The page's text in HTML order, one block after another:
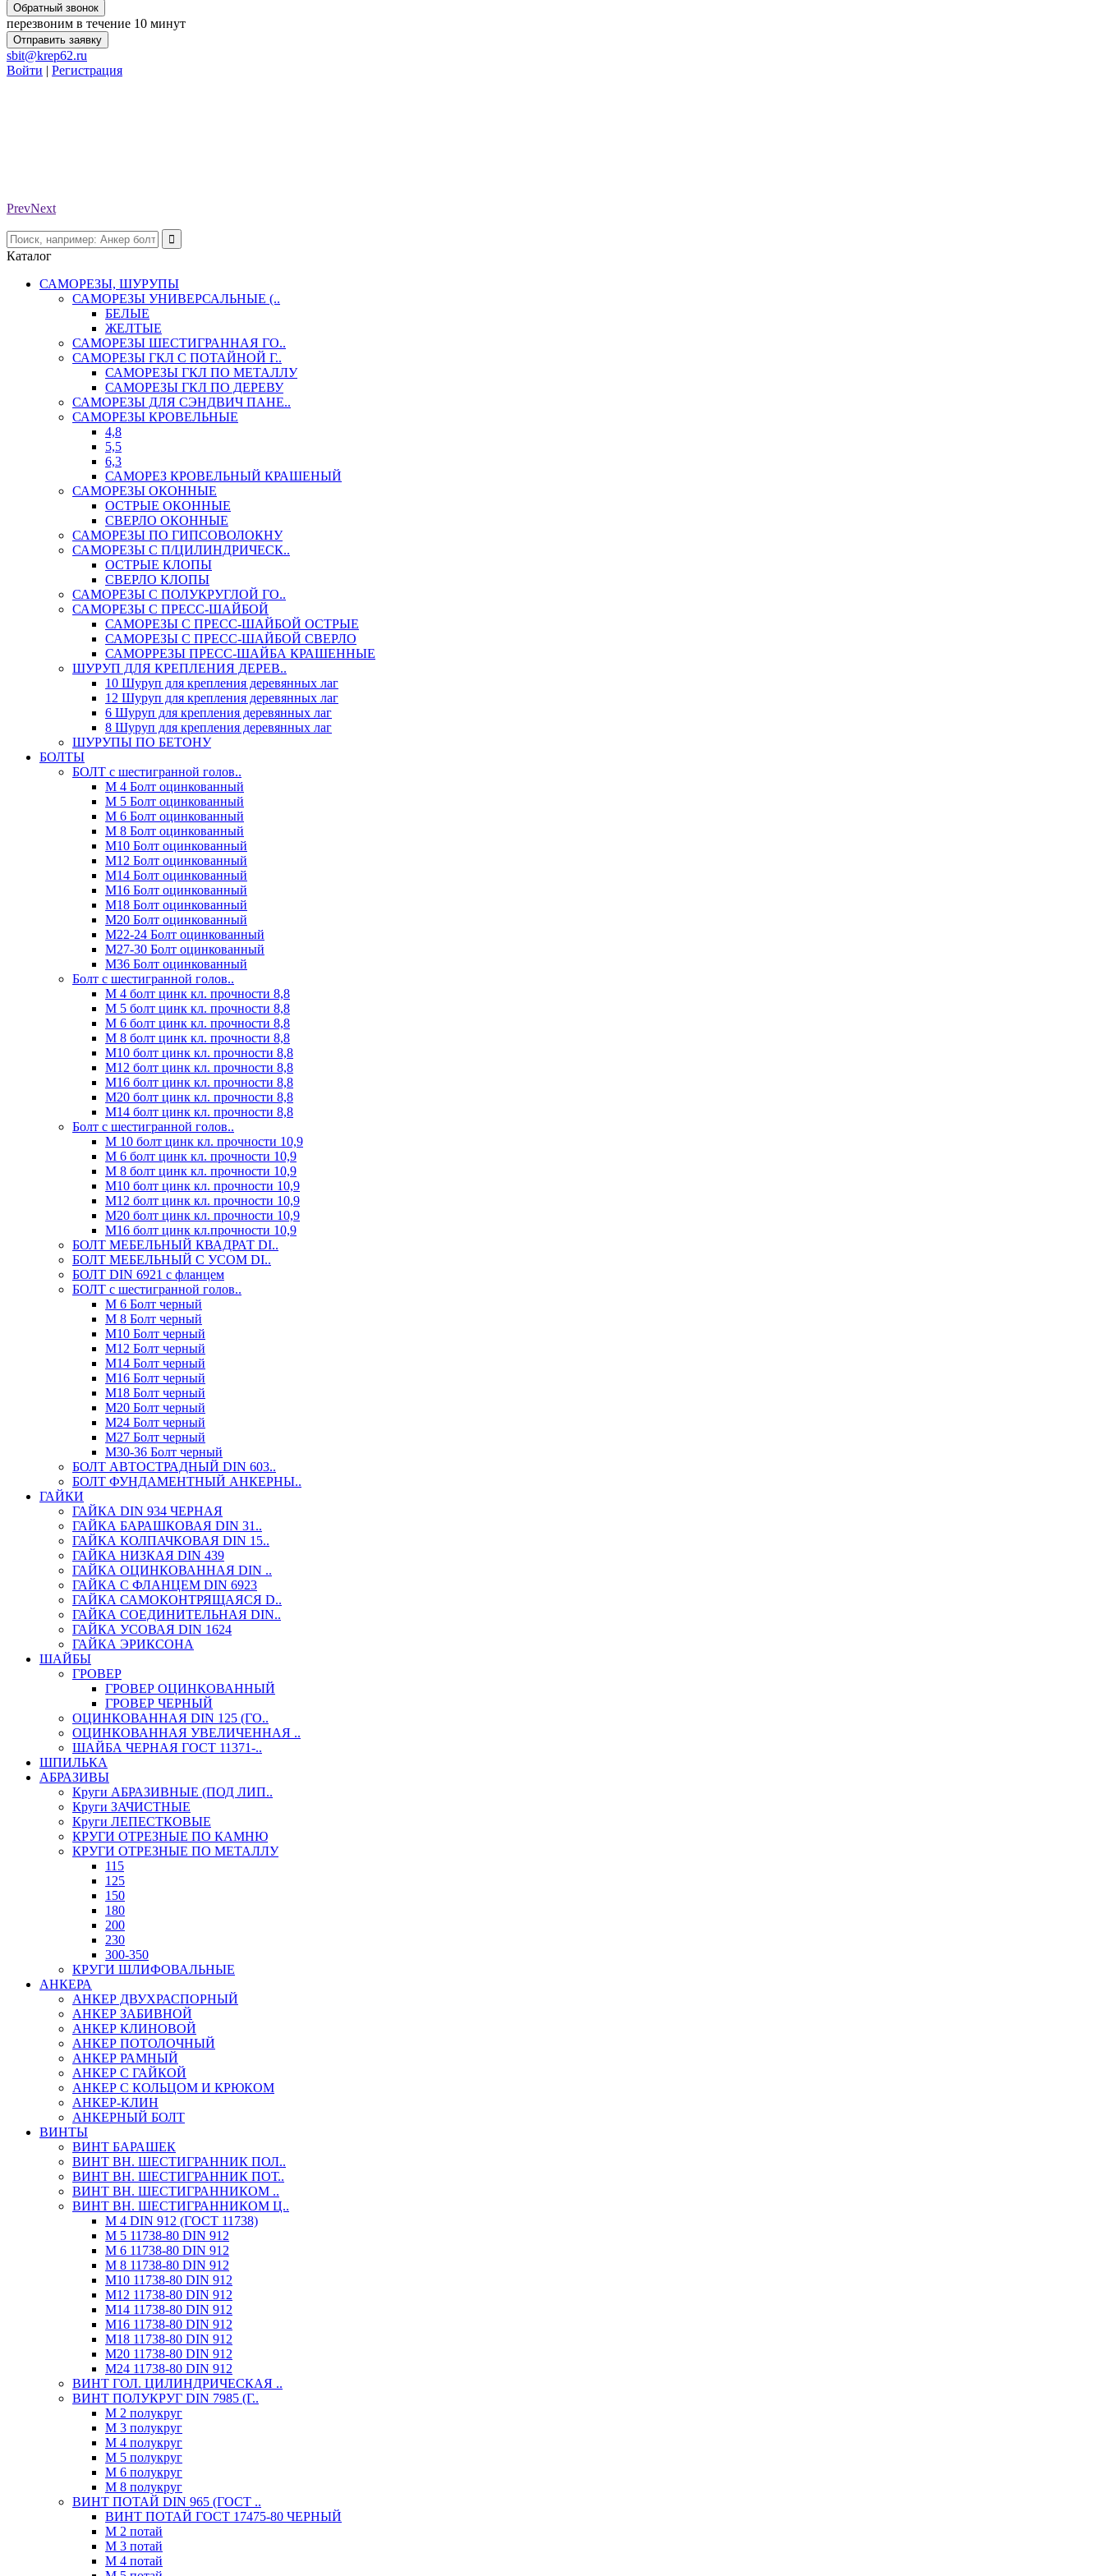
Обратный звонок
перезвоним в течение 10 минут
Отправить заявку
sbit@krep62.ru
Войти | Регистрация
PrevNext
Каталог
САМОРЕЗЫ, ШУРУПЫ
САМОРЕЗЫ УНИВЕРСАЛЬНЫЕ (..
БЕЛЫЕ
ЖЕЛТЫЕ
САМОРЕЗЫ ШЕСТИГРАННАЯ ГО..
САМОРЕЗЫ ГКЛ С ПОТАЙНОЙ Г..
САМОРЕЗЫ ГКЛ ПО МЕТАЛЛУ
САМОРЕЗЫ ГКЛ ПО ДЕРЕВУ
САМОРЕЗЫ ДЛЯ СЭНДВИЧ ПАНЕ..
САМОРЕЗЫ КРОВЕЛЬНЫЕ
4,8
5,5
6,3
САМОРЕЗ КРОВЕЛЬНЫЙ КРАШЕНЫЙ
САМОРЕЗЫ ОКОННЫЕ
ОСТРЫЕ ОКОННЫЕ
СВЕРЛО ОКОННЫЕ
САМОРЕЗЫ ПО ГИПСОВОЛОКНУ
САМОРЕЗЫ С П/ЦИЛИНДРИЧЕСК..
ОСТРЫЕ КЛОПЫ
СВЕРЛО КЛОПЫ
САМОРЕЗЫ С ПОЛУКРУГЛОЙ ГО..
САМОРЕЗЫ С ПРЕСС-ШАЙБОЙ
САМОРЕЗЫ С ПРЕСС-ШАЙБОЙ ОСТРЫЕ
САМОРЕЗЫ С ПРЕСС-ШАЙБОЙ СВЕРЛО
САМОРРЕЗЫ ПРЕСС-ШАЙБА КРАШЕННЫЕ
ШУРУП ДЛЯ КРЕПЛЕНИЯ ДЕРЕВ..
10 Шуруп для крепления деревянных лаг
12 Шуруп для крепления деревянных лаг
6 Шуруп для крепления деревянных лаг
8 Шуруп для крепления деревянных лаг
ШУРУПЫ ПО БЕТОНУ
БОЛТЫ
БОЛТ с шестигранной голов..
М 4 Болт оцинкованный
М 5 Болт оцинкованный
М 6 Болт оцинкованный
М 8 Болт оцинкованный
М10 Болт оцинкованный
М12 Болт оцинкованный
М14 Болт оцинкованный
М16 Болт оцинкованный
М18 Болт оцинкованный
М20 Болт оцинкованный
М22-24 Болт оцинкованный
М27-30 Болт оцинкованный
М36 Болт оцинкованный
Болт с шестигранной голов..
М 4 болт цинк кл. прочности 8,8
М 5 болт цинк кл. прочности 8,8
М 6 болт цинк кл. прочности 8,8
М 8 болт цинк кл. прочности 8,8
М10 болт цинк кл. прочности 8,8
М12 болт цинк кл. прочности 8,8
М16 болт цинк кл. прочности 8,8
М20 болт цинк кл. прочности 8,8
М14 болт цинк кл. прочности 8,8
Болт с шестигранной голов..
М 10 болт цинк кл. прочности 10,9
М 6 болт цинк кл. прочности 10,9
М 8 болт цинк кл. прочности 10,9
М10 болт цинк кл. прочности 10,9
М12 болт цинк кл. прочности 10,9
М20 болт цинк кл. прочности 10,9
М16 болт цинк кл.прочности 10,9
БОЛТ МЕБЕЛЬНЫЙ КВАДРАТ DI..
БОЛТ МЕБЕЛЬНЫЙ С УСОМ DI..
БОЛТ DIN 6921 c фланцем
БОЛТ с шестигранной голов..
М 6 Болт черный
М 8 Болт черный
М10 Болт черный
М12 Болт черный
М14 Болт черный
М16 Болт черный
М18 Болт черный
М20 Болт черный
М24 Болт черный
М27 Болт черный
М30-36 Болт черный
БОЛТ АВТОСТРАДНЫЙ DIN 603..
БОЛТ ФУНДАМЕНТНЫЙ АНКЕРНЫ..
ГАЙКИ
ГАЙКА DIN 934 ЧЕРНАЯ
ГАЙКА БАРАШКОВАЯ DIN 31..
ГАЙКА КОЛПАЧКОВАЯ DIN 15..
ГАЙКА НИЗКАЯ DIN 439
ГАЙКА ОЦИНКОВАННАЯ DIN ..
ГАЙКА С ФЛАНЦЕМ DIN 6923
ГАЙКА САМОКОНТРЯЩАЯСЯ D..
ГАЙКА СОЕДИНИТЕЛЬНАЯ DIN..
ГАЙКА УСОВАЯ DIN 1624
ГАЙКА ЭРИКСОНА
ШАЙБЫ
ГРОВЕР
ГРОВЕР ОЦИНКОВАННЫЙ
ГРОВЕР ЧЕРНЫЙ
ОЦИНКОВАННАЯ DIN 125 (ГО..
ОЦИНКОВАННАЯ УВЕЛИЧЕННАЯ ..
ШАЙБА ЧЕРНАЯ ГОСТ 11371-..
ШПИЛЬКА
АБРАЗИВЫ
Круги АБРАЗИВНЫЕ (ПОД ЛИП..
Круги ЗАЧИСТНЫЕ
Круги ЛЕПЕСТКОВЫЕ
КРУГИ ОТРЕЗНЫЕ ПО КАМНЮ
КРУГИ ОТРЕЗНЫЕ ПО МЕТАЛЛУ
115
125
150
180
200
230
300-350
КРУГИ ШЛИФОВАЛЬНЫЕ
АНКЕРА
АНКЕР ДВУХРАСПОРНЫЙ
АНКЕР ЗАБИВНОЙ
АНКЕР КЛИНОВОЙ
АНКЕР ПОТОЛОЧНЫЙ
АНКЕР РАМНЫЙ
АНКЕР С ГАЙКОЙ
АНКЕР С КОЛЬЦОМ И КРЮКОМ
АНКЕР-КЛИН
АНКЕРНЫЙ БОЛТ
ВИНТЫ
ВИНТ БАРАШЕК
ВИНТ ВН. ШЕСТИГРАННИК ПОЛ..
ВИНТ ВН. ШЕСТИГРАННИК ПОТ..
ВИНТ ВН. ШЕСТИГРАННИКОМ ..
ВИНТ ВН. ШЕСТИГРАННИКОМ Ц..
М 4 DIN 912 (ГОСТ 11738)
М 5 11738-80 DIN 912
М 6 11738-80 DIN 912
М 8 11738-80 DIN 912
М10 11738-80 DIN 912
М12 11738-80 DIN 912
М14 11738-80 DIN 912
М16 11738-80 DIN 912
М18 11738-80 DIN 912
М20 11738-80 DIN 912
М24 11738-80 DIN 912
ВИНТ ГОЛ. ЦИЛИНДРИЧЕСКАЯ ..
ВИНТ ПОЛУКРУГ DIN 7985 (Г..
М 2 полукруг
М 3 полукруг
М 4 полукруг
М 5 полукруг
М 6 полукруг
М 8 полукруг
ВИНТ ПОТАЙ DIN 965 (ГОСТ ..
ВИНТ ПОТАЙ ГОСТ 17475-80 ЧЕРНЫЙ
М 2 потай
М 3 потай
М 4 потай